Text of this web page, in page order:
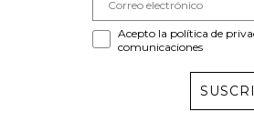
Acepto la política de
comunicaciones